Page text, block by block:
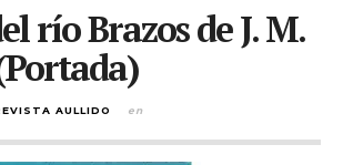
río Brazos de J. M.
AULLIDO en